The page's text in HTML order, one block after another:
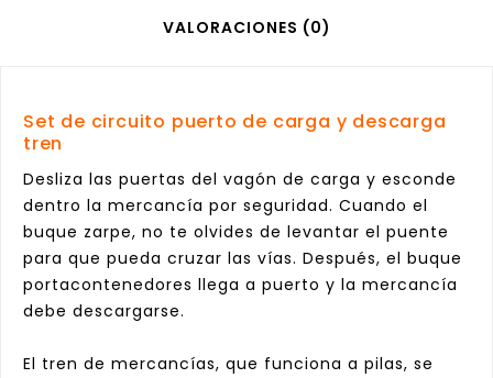
VALORACIONES (0)
Set de circuito puerto de carga y descarga
tren
Desliza las puertas del vagón de carga y esconde
dentro la mercancía por seguridad. Cuando el
buque zarpe, no te olvides de levantar el puente
para que pueda cruzar las vías. Después, el buque
portacontenedores llega a puerto y la mercancía
debe descargarse.
El tren de mercancías, que funciona a pilas, se